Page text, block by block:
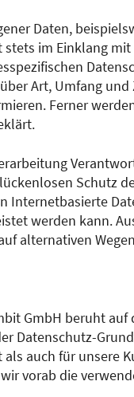
Daten,
im Einklang
Art, Umfang
Ferner
Schutz
Internetbasierte
werden kann.
alternativen
GmbH beruht
Datenschutz-
auch für unsere
vorab die